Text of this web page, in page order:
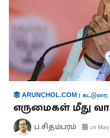
ARUNCHOL.COM | கட்டுரை,
எருமைகள் மீது
ப.சிதம்பரம் 20